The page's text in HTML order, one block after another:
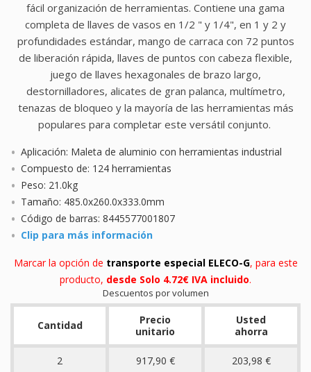
fácil organización de herramientas. Contiene una gama
completa de llaves de vasos en 1/2 " y 1/4", en 1 y 2 y
profundidades estándar, mango de carraca con 72 puntos
de liberación rápida, llaves de puntos con cabeza flexible,
juego de llaves hexagonales de brazo largo,
destornilladores, alicates de gran palanca, multímetro,
tenazas de bloqueo y la mayoría de las herramientas más
populares para completar este versátil conjunto.
Aplicación: Maleta de aluminio con herramientas industrial
Compuesto de: 124 herramientas
Peso: 21.0kg
Tamaño: 485.0x260.0x333.0mm
Código de barras: 8445577001807
Clip para más información
Marcar la opción de transporte especial ELECO-G, para este
producto, desde Solo 4.72€ IVA incluido.
Descuentos por volumen
Cantidad
Precio
unitario
Usted
ahorra
2 917,90 € 203,98 €